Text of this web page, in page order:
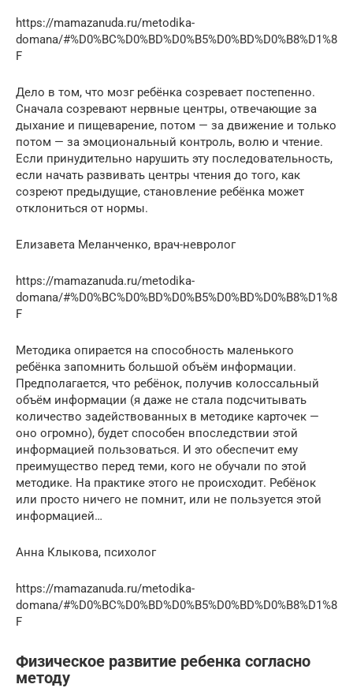
https://mamazanuda.ru/metodika-
domana/#%D0%BC%D0%BD%D0%B5%D0%BD%D0%B8%D1%8
F
Дело в том, что мозг ребёнка созревает постепенно.
Сначала созревают нервные центры, отвечающие за
дыхание и пищеварение, потом — за движение и только
потом — за эмоциональный контроль, волю и чтение.
Если принудительно нарушить эту последовательность,
если начать развивать центры чтения до того, как
созреют предыдущие, становление ребёнка может
отклониться от нормы.
Елизавета Меланченко, врач-невролог
https://mamazanuda.ru/metodika-
domana/#%D0%BC%D0%BD%D0%B5%D0%BD%D0%B8%D1%8
F
Методика опирается на способность маленького
ребёнка запомнить большой объём информации.
Предполагается, что ребёнок, получив колоссальный
объём информации (я даже не стала подсчитывать
количество задействованных в методике карточек —
оно огромно), будет способен впоследствии этой
информацией пользоваться. И это обеспечит ему
преимущество перед теми, кого не обучали по этой
методике. На практике этого не происходит. Ребёнок
или просто ничего не помнит, или не пользуется этой
информацией…
Анна Клыкова, психолог
https://mamazanuda.ru/metodika-
domana/#%D0%BC%D0%BD%D0%B5%D0%BD%D0%B8%D1%8
F
Физическое развитие ребенка согласно
методу